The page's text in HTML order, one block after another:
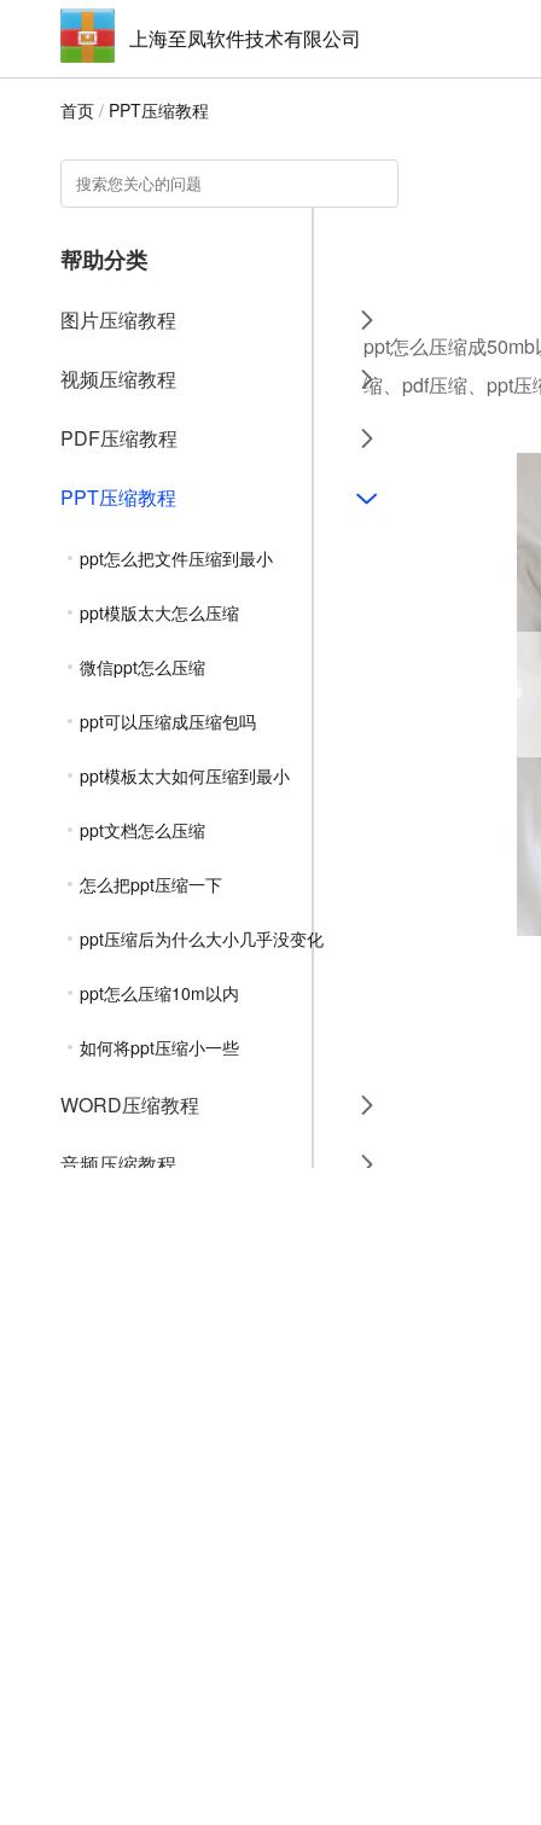
上海至凤软件技术有限公司
首页 / PPT压缩教程
帮助分类
图片压缩教程
视频压缩教程
PDF压缩教程
PPT压缩教程
ppt怎么把文件压缩到最小
ppt模版太大怎么压缩
微信ppt怎么压缩
ppt可以压缩成压缩包吗
ppt模板太大如何压缩到最小
ppt文档怎么压缩
怎么把ppt压缩一下
ppt压缩后为什么大小几乎没变化
ppt怎么压缩10m以内
如何将ppt压缩小一些
WORD压缩教程
音频压缩教程
ppt怎么压缩成
缩、pdf压缩、ppt